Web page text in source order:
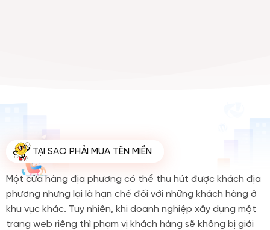
TẠI SAO PHẢI MUA TÊN MIỀN
Một cửa hàng địa phương có thể thu hút được khách địa
phương nhưng lại là hạn chế đối với những khách hàng ở
khu vực khác. Tuy nhiên, khi doanh nghiệp xây dựng một
trang web riêng thì phạm vị khách hàng sẽ không bị giới